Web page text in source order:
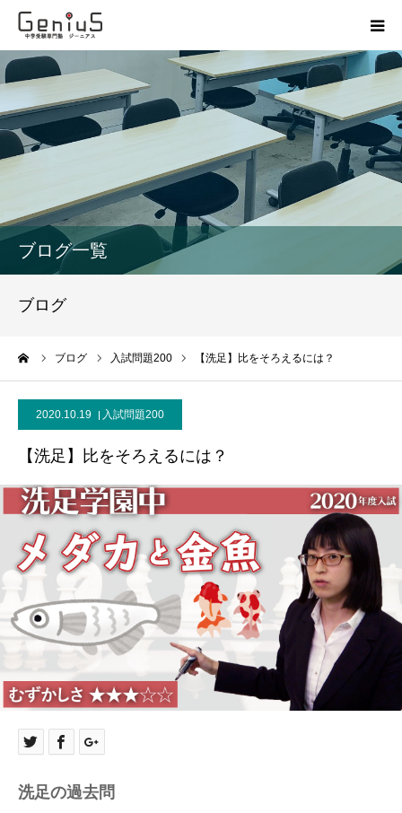
ブログ一覧
ブログ
ブログ 入試問題200 【洗足】比をそろえるには？
2020.10.19 入試問題200
【洗足】比をそろえるには？
洗足の過去問
授業
志望校別特訓
模試
お問い合わせ